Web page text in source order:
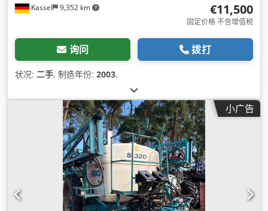
Kassel 9,352 km €11,500
固定价格 不含增值税
询问 拨打
状况: 二手, 制造年份: 2003,
小广告